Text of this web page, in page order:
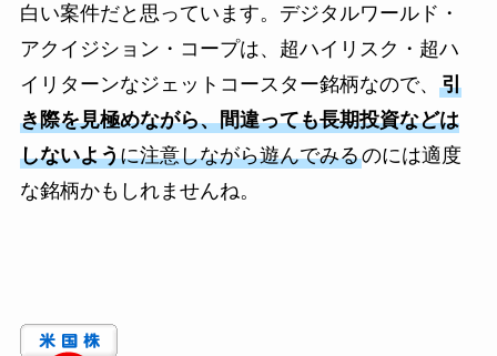
白い案件だと思っています。デジタルワールド・
アクイジション・コープは、超ハイリスク・超ハ
イリターンなジェットコースター銘柄なので、 引
き際を見極めながら、間違っても長期投資などは
しないように注意しながら遊んでみるのには適度
な銘柄かもしれませんね。